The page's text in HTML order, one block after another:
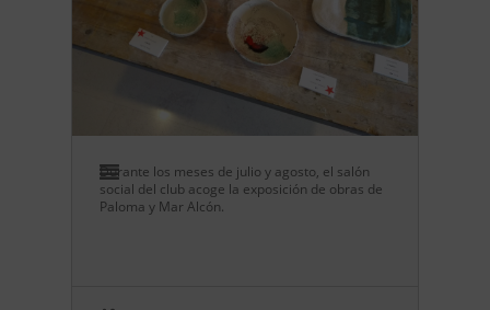
Durante los meses de julio y agosto, el salón
social del club acoge la exposición de obras de
Paloma y Mar Alcón.